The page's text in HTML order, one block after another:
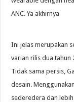
ANC. Ya akhirnya
Ini jelas merupakan
varian rilis dua tahun
Tidak sama persis,
desain.
sederedera dan